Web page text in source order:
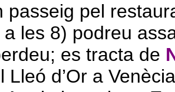
passeig pel
a les 8) podreu
es tracta de
Lleó d’Or a